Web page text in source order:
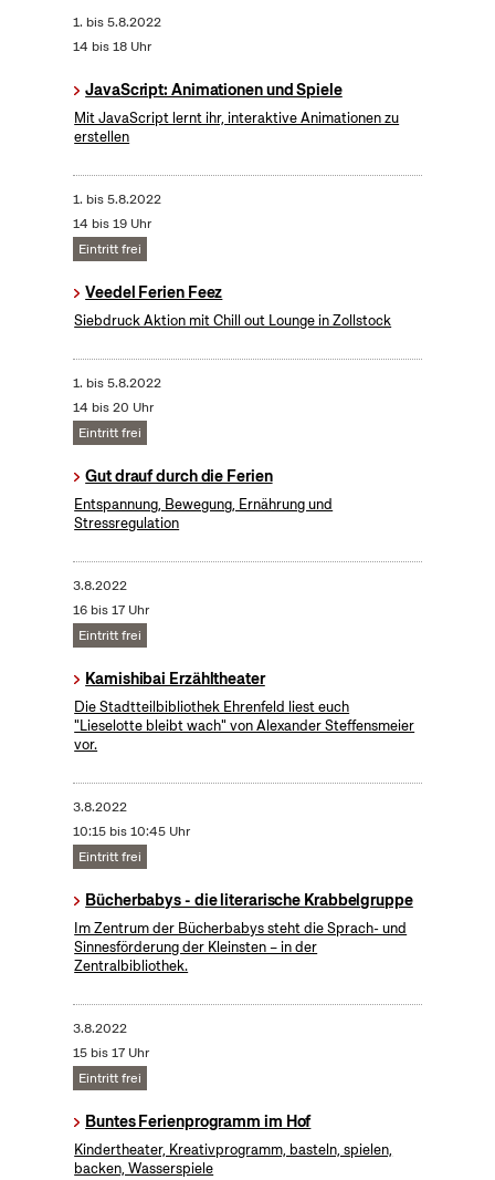
1. bis5.8.2022
14 bis 18 Uhr
JavaScript: Animationen und Spiele
Mit JavaScript lernt ihr, interaktive Animationen zu
erstellen
1. bis5.8.2022
14 bis 19 Uhr
Eintritt frei
Veedel Ferien Feez
Siebdruck Aktion mit Chill out Lounge in Zollstock
1. bis5.8.2022
14 bis 20 Uhr
Eintritt frei
Gut drauf durch die Ferien
Entspannung, Bewegung, Ernährung und
Stressregulation
3.8.2022
16 bis 17 Uhr
Eintritt frei
Kamishibai Erzähltheater
Die Stadtteilbibliothek Ehrenfeld liest euch
"Lieselotte bleibt wach" von Alexander Steffensmeier
vor.
3.8.2022
10:15 bis 10:45 Uhr
Eintritt frei
Bücherbabys - die literarische Krabbelgruppe
Im Zentrum der Bücherbabys steht die Sprach- und
Sinnesförderung der Kleinsten – in der
Zentralbibliothek.
3.8.2022
15 bis 17 Uhr
Eintritt frei
Buntes Ferienprogramm im Hof
Kindertheater, Kreativprogramm, basteln, spielen,
backen, Wasserspiele